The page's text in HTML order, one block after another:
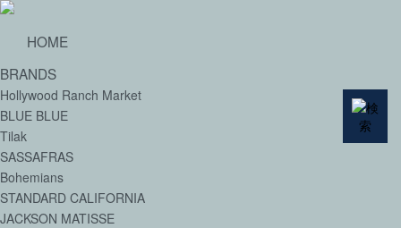
HOME
BRANDS
Hollywood Ranch Market
BLUE BLUE
Tilak
SASSAFRAS
Bohemians
STANDARD CALIFORNIA
JACKSON MATISSE